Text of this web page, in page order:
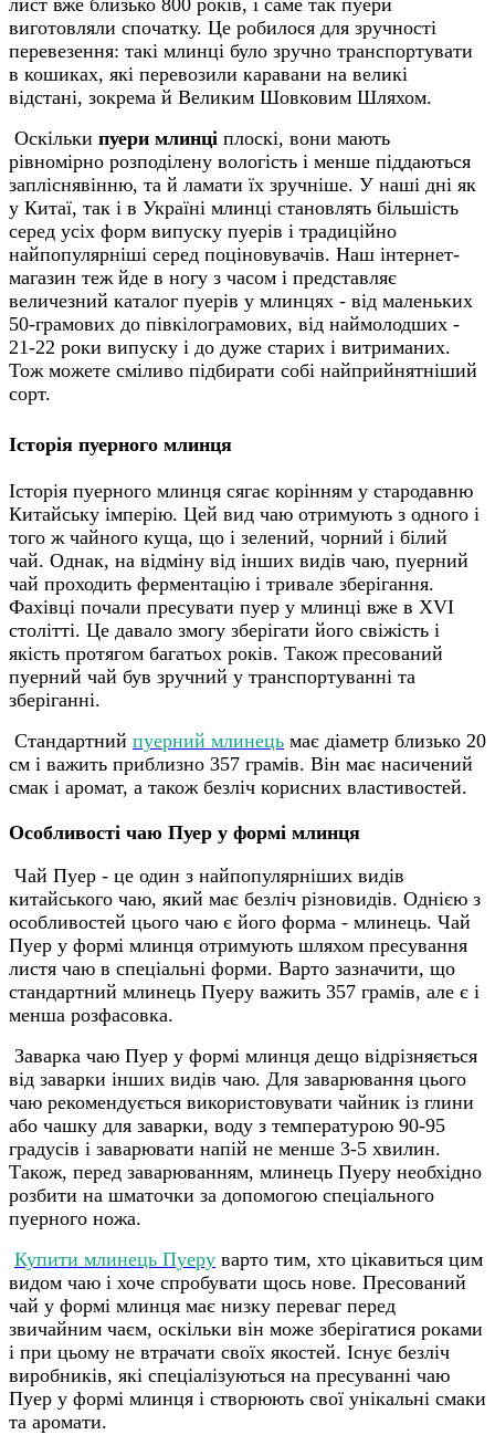
виготовляли спочатку. Це робилося для зручності
перевезення: такі млинці було зручно транспортувати
в кошиках, які перевозили каравани на великі
відстані, зокрема й Великим Шовковим Шляхом.
Оскільки пуери млинці плоскі, вони мають
рівномірно розподілену вологість і менше піддаються
запліснявінню, та й ламати їх зручніше. У наші дні як
у Китаї, так і в Україні млинці становлять більшість
серед усіх форм випуску пуерів і традиційно
найпопулярніші серед поціновувачів. Наш інтернет-
магазин теж йде в ногу з часом і представляє
величезний каталог пуерів у млинцях - від маленьких
50-грамових до півкілограмових, від наймолодших -
21-22 роки випуску і до дуже старих і витриманих.
Тож можете сміливо підбирати собі найприйнятніший
сорт.
Історія пуерного млинця
Історія пуерного млинця сягає корінням у стародавню
Китайську імперію. Цей вид чаю отримують з одного і
того ж чайного куща, що і зелений, чорний і білий
чай. Однак, на відміну від інших видів чаю, пуерний
чай проходить ферментацію і тривале зберігання.
Фахівці почали пресувати пуер у млинці вже в XVI
столітті. Це давало змогу зберігати його свіжість і
якість протягом багатьох років. Також пресований
пуерний чай був зручний у транспортуванні та
зберіганні.
Стандартний пуерний млинець має діаметр близько 20
см і важить приблизно 357 грамів. Він має насичений
смак і аромат, а також безліч корисних властивостей.
Особливості чаю Пуер у формі млинця
Чай Пуер - це один з найпопулярніших видів
китайського чаю, який має безліч різновидів. Однією з
особливостей цього чаю є його форма - млинець. Чай
Пуер у формі млинця отримують шляхом пресування
листя чаю в спеціальні форми. Варто зазначити, що
стандартний млинець Пуеру важить 357 грамів, але є і
менша розфасовка.
Заварка чаю Пуер у формі млинця дещо відрізняється
від заварки інших видів чаю. Для заварювання цього
чаю рекомендується використовувати чайник із глини
або чашку для заварки, воду з температурою 90-95
градусів і заварювати напій не менше 3-5 хвилин.
Також, перед заварюванням, млинець Пуеру необхідно
розбити на шматочки за допомогою спеціального
пуерного ножа.
Купити млинець Пуеру варто тим, хто цікавиться цим
видом чаю і хоче спробувати щось нове. Пресований
чай у формі млинця має низку переваг перед
звичайним чаєм, оскільки він може зберігатися роками
і при цьому не втрачати своїх якостей. Існує безліч
виробників, які спеціалізуються на пресуванні чаю
Пуер у формі млинця і створюють свої унікальні смаки
та аромати.